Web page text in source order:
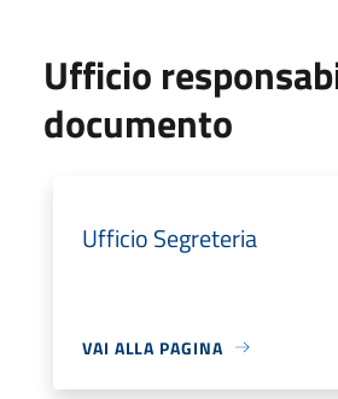
Ufficio
documento
Ufficio Segreteria
VAI ALLA PAGINA